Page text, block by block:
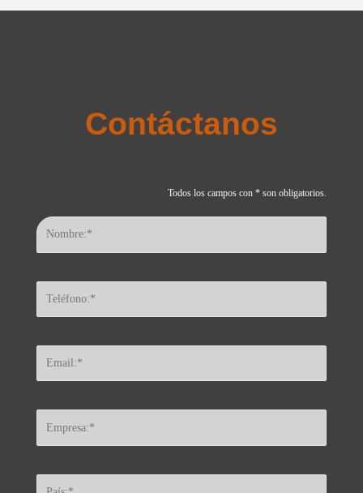
Contáctanos
Todos los campos con * son obligatorios.